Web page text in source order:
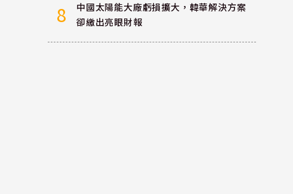
8
中國太陽能大廠虧損擴大，韓華解決方案
卻繳出亮眼財報